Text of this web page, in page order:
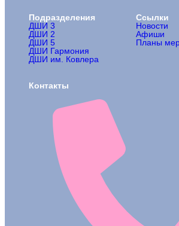
Подразделения
ДШИ 3
ДШИ 2
ДШИ 5
ДШИ Гармония
ДШИ им. Ковлера
Ссылки
Новости
Афиши
Планы
Контакты